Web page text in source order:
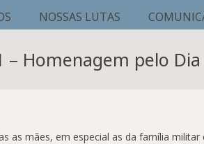
NOSSAS LUTAS
– Homenagem pelo
as mães, em especial as da família militar